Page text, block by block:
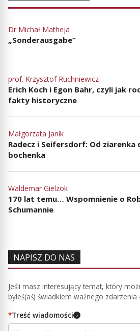
Dr Michał Matheja
„Sonderausgabe”
prof. Krzysztof Ruchniewicz
Erich Koch i Egon Bahr, czyli jak
fakty historyczne
Małgorzata Janik
Radecz i Seifersdorf: Od ziarenka
bochenka
Waldemar Gielzok
170 lat temu… Wspomnienie o
Schumannie
NAPISZ DO NAS
Jeśli masz interesujący temat, który
byłeś(aś) świadkiem ważnego
*Treść wiadomości i